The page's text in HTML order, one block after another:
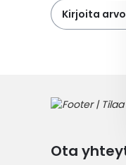
Kirjoita
Ota